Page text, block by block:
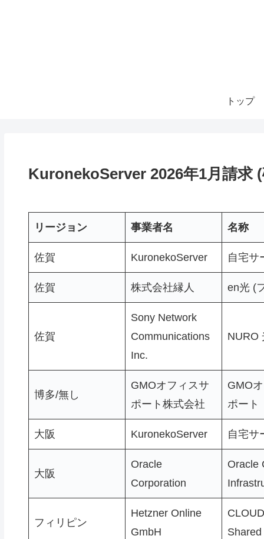
トップ
KuronekoServer 2026年1月請求
リージョン 事業者名 名称
佐賀 KuronekoServer 自宅サ
佐賀 株式会社縁人 en光 (
佐賀
Sony Network
Communications
Inc.
NURO
博多/無し
GMOオフィスサ
ポート株式会社
GMO
ポート
大阪 KuronekoServer 自宅サ
大阪
Oracle
Corporation
Oracle
フィリピン
Hetzner Online
GmbH
CLOUD